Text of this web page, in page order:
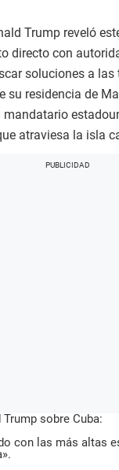
Trump reveló
directo con
soluciones a las
su residencia de
mandatario
atraviesa la isla
sobre Cuba:
con las más altas